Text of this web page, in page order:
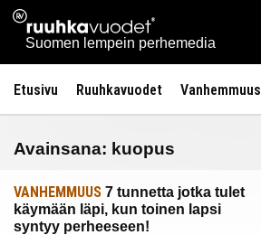
Siirry
sisältöön
Ruuhkavuodet.fi
Suomen lempein perhemedia
Etusivu Ruuhkavuodet Vanhemmuus
Avainsana: kuopus
VANHEMMUUS 7 tunnetta jotka tulet
käymään läpi, kun toinen lapsi
syntyy perheeseen!